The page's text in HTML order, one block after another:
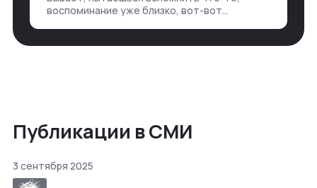
воспоминание уже близко, вот-вот
неделями, если сильно не повезе…
Публикации в СМИ
3 сентября 2025